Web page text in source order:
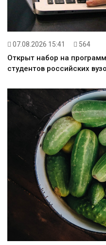
07.08.2026 15:41 564
Открыт набор на
студентов российских